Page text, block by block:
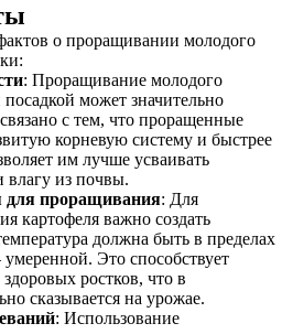
о проращивании молодого
: Проращивание молодого
может значительно
с тем, что проращенные
корневую систему и быстрее
им лучше усваивать
влагу из почвы.
для проращивания: Для
картофеля важно создать
должна быть в пределах
Это способствует
ростков, что в
сказывается на урожае.
: Использование